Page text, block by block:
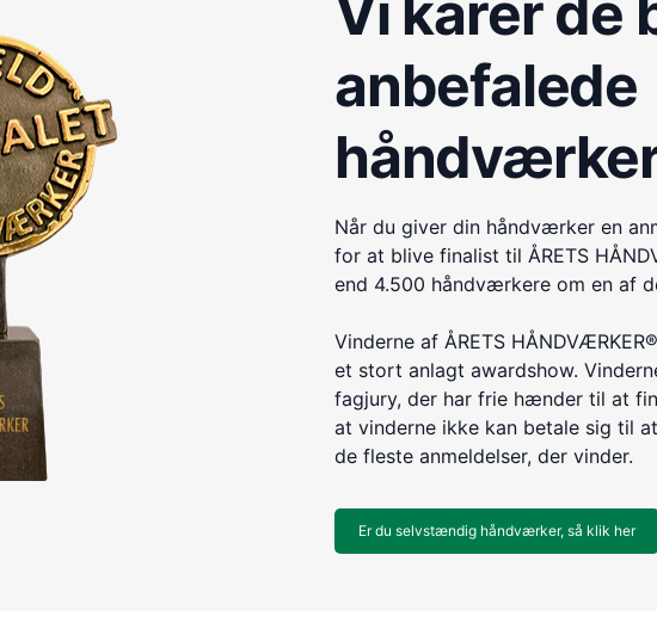
anbefalede
Når du giver din håndværker en
for at blive finalist til ÅRETS
end 4.500 håndværkere om en af
Vinderne af ÅRETS
et stort anlagt awardshow.
fagjury, der har frie hænder til at
at vinderne ikke kan betale sig til
de fleste anmeldelser, der vinder.
Er du selvstændig håndværker, så klik her